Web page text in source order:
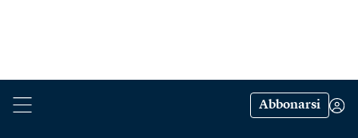
Abbonarsi